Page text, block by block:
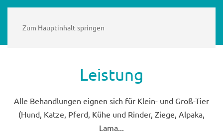
Zum Hauptinhalt springen
Leistung
Alle Behandlungen eignen sich für Klein- und Groß-Tier
(Hund, Katze, Pferd, Kühe und Rinder, Ziege, Alpaka,
Lama...